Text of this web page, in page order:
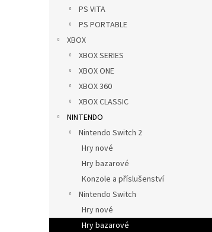
PS VITA
PS PORTABLE
XBOX
XBOX SERIES
XBOX ONE
XBOX 360
XBOX CLASSIC
NINTENDO
Nintendo Switch 2
Hry nové
Hry bazarové
Konzole a příslušenství
Nintendo Switch
Hry nové
Hry bazarové